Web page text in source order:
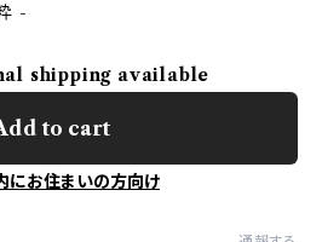
-
shipping available
to cart
にお住まいの方向け